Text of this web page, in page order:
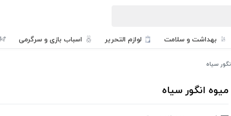
بهداشت و سلامت لوازم التحریر اسباب بازی و سرگرمی
سیاه
میوه انگور سیاه